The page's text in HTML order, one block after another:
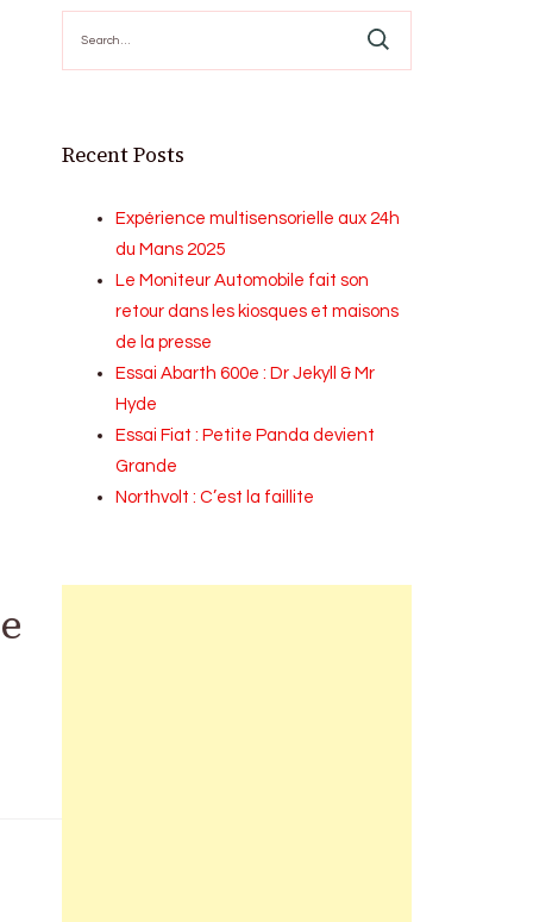
for:
Recent Posts
Expérience multisensorielle aux 24h
du Mans 2025
Le Moniteur Automobile fait son
retour dans les kiosques et maisons
de la presse
Essai Abarth 600e : Dr Jekyll & Mr
Hyde
Essai Fiat : Petite Panda devient
Grande
Northvolt : C’est la faillite